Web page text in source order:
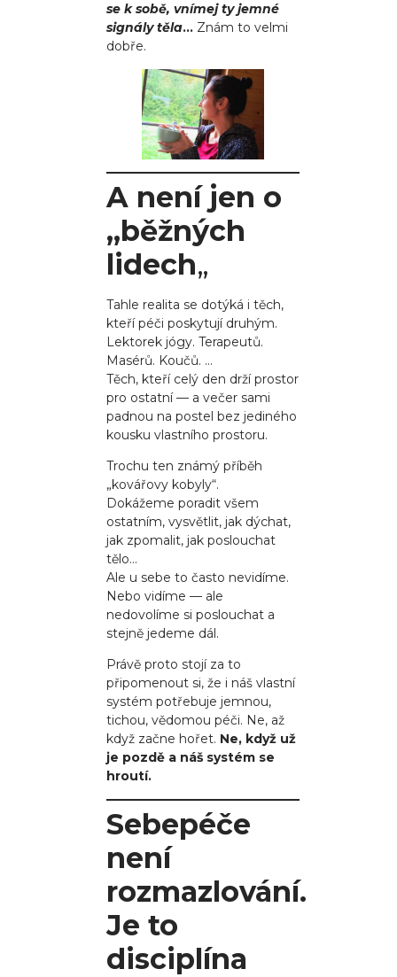
se k sobě, vnímej ty jemné
signály těla… Znám to velmi
dobře.
A není jen o
„běžných
lidech„
Tahle realita se dotýká i těch,
kteří péči poskytují druhým.
Lektorek jógy. Terapeutů.
Masérů. Koučů. …
Těch, kteří celý den drží prostor
pro ostatní — a večer sami
padnou na postel bez jediného
kousku vlastního prostoru.
Trochu ten známý příběh
„kovářovy kobyly“.
Dokážeme poradit všem
ostatním, vysvětlit, jak dýchat,
jak zpomalit, jak poslouchat
tělo…
Ale u sebe to často nevidíme.
Nebo vidíme — ale
nedovolíme si poslouchat a
stejně jedeme dál.
Právě proto stojí za to
připomenout si, že i náš vlastní
systém potřebuje jemnou,
tichou, vědomou péči. Ne, až
když začne hořet. Ne, když už
je pozdě a náš systém se
hroutí.
Sebepéče
není
rozmazlování.
Je to
disciplína